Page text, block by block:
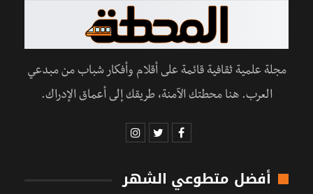
مجلة علمية ثقافية قائمة على أقلام وأفكار شباب من مبدعي
العرب. هنا محطتك الآمنة، طريقك إلى أعماق الإدراك.
أفضل متطوعي الشهر